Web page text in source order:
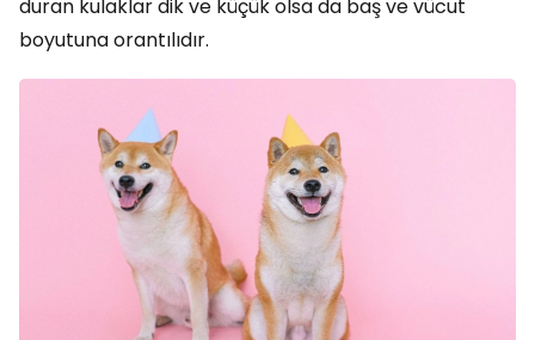
duran kulaklar dik ve küçük olsa da baş ve vücut
boyutuna orantılıdır.